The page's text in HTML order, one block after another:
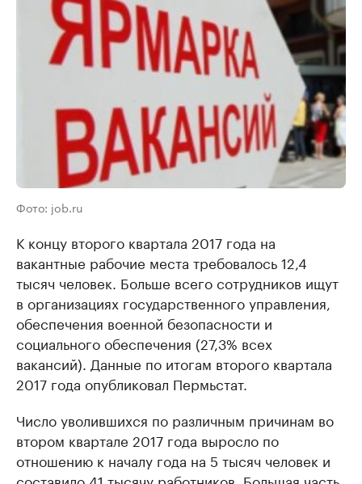
Фото: job.ru
К концу второго квартала 2017 года на
вакантные рабочие места требовалось 12,4
тысяч человек. Больше всего сотрудников ищут
в организациях государственного управления,
обеспечения военной безопасности и
социального обеспечения (27,3% всех
вакансий). Данные по итогам второго квартала
2017 года опубликовал Пермьстат.
Число уволившихся по различным причинам во
втором квартале 2017 года выросло по
отношению к началу года на 5 тысяч человек и